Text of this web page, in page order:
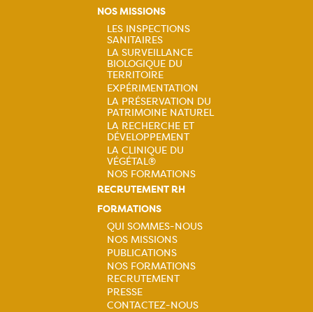
principale
NOS MISSIONS
Navigation
principale
LES INSPECTIONS
SANITAIRES
LA SURVEILLANCE
BIOLOGIQUE DU
TERRITOIRE
EXPÉRIMENTATION
LA PRÉSERVATION DU
PATRIMOINE NATUREL
LA RECHERCHE ET
DÉVELOPPEMENT
LA CLINIQUE DU
VÉGÉTAL®
NOS FORMATIONS
RECRUTEMENT RH
FORMATIONS
Navigation
principale
QUI SOMMES-NOUS
NOS MISSIONS
PUBLICATIONS
NOS FORMATIONS
RECRUTEMENT
PRESSE
CONTACTEZ-NOUS